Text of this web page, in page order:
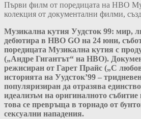
Първи филм от поредицата на HBO
колекция от документални филми,
Музикална кутия Уудсток 99: мир,
дебютира в HBO GO на 24 юни,
поредицата Музикална кутия с
(„Андре Гигантът“ на HBO).
режисиран от Гарет Прайс („С
историята на Уудсток’99 –
популяризиран да отразява
идеализъм на оригиналното събитие
това се превръща в торнадо от
сексуални нападения.